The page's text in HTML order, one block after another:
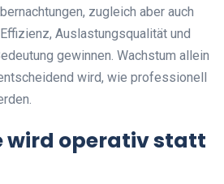
zugleich aber auch
Auslastungsqualität und
gewinnen. Wachstum allein
wird, wie professionell
wird operativ statt